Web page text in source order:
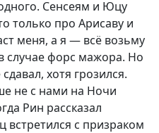
Сенсеям и Юцу
только про Арисаву и
меня, а я — всё возьму
случае форс мажора. Но
хотя грозился.
не с нами на Ночи
Рин рассказал
встретился с призраком